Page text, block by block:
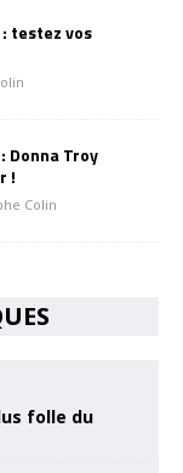
: testez vos
Donna Troy
!
Colin
folle du